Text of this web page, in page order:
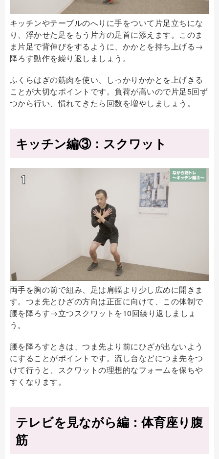
キッチンやテーブルのへりに手をついて片足立ちにな
り、浮かせた足をもう片方の足首に添えます。このま
ま片足で背伸びをするように、かかとを持ち上げる→
降ろす動作を繰り返しましょう。
ふくらはぎの筋肉を使い、しっかりかかとを上げきる
ことが大切なポイントです。負荷が高いので片足5回ず
つから行い、慣れてきたら回数を増やしましょう。
キッチン編③：スクワット
両手を胸の前で組み、足は肩幅より少し広めに開きま
す。つま先とひざの方向は正面に向けて、この体制で
腰を降ろす→立つスクワットを10回繰り返しましょ
う。
腰を降ろすときは、つま先より前にひざが出ないよう
にすることがポイントです。流し台などにつま先をつ
けて行うと、スクワットの理想的なフォームを保ちや
すくなります。
テレビを見ながら編：体育座り腹
筋